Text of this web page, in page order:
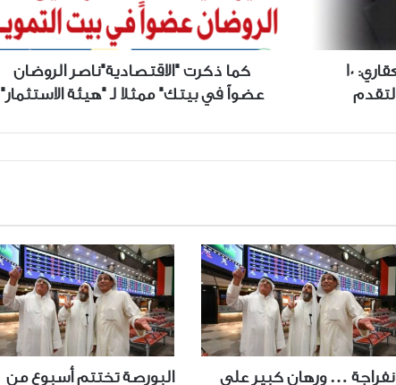
الذكاء الاصطناعي والقطاع العقاري: 10
بيتك"
ممثلا
"هيئة
الاستثمار"
كما ذكرت "الاقتصادية"ناصر الروضان
عضواً في بيتك" ممثلا لـ "هيئة الاستثمار"
… ورهان كبير على البورصة تختتم أسبوع من